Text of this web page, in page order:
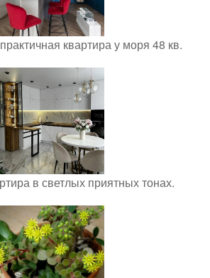
квартира у моря 48 кв.
в светлых приятных тонах.